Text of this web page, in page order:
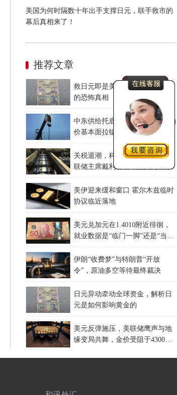
美国为何时隔数十年出手支撑日元，联手救市的
幕后真相来了！
推荐文章
救日元即是美国自救：联合干预
的恐怖真相
中东供给托底 美国油品紧平衡 油
价基本面拉锯战
关税退潮，科技加热——旧金山
联储主席戴利讲话中的美元线索
美伊迎来缓和窗口 霍尔木兹临时
协议临近落地
美元兑加元在1.4010附近徘徊，
就业数据是“临门一脚”还是“当头
伊朗“收费梦”与特朗普“开放
令”，原油多空等待最终裁决
日元异动牵动全球资金，解析日
元是如何影响黄金的
美元反弹施压，美联储鹰声与地
缘变局共舞，金价受阻于4300关